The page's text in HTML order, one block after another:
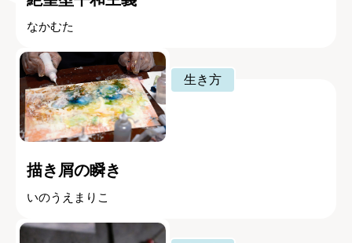
なかむた
生き方
描き屑の瞬き
いのうえまりこ